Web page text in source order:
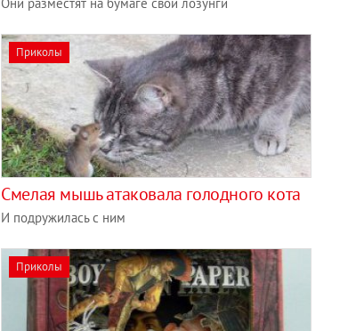
Они разместят на бумаге свои лозунги
Приколы
Смелая мышь атаковала голодного кота
И подружилась с ним
Приколы